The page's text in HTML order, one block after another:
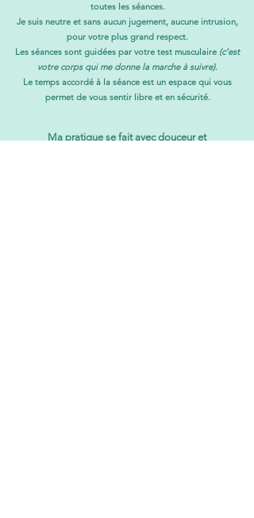
toutes les séances.
Je suis neutre et sans aucun jugement, aucune intrusion,
pour votre plus grand respect.
Les séances sont guidées par votre test musculaire (c’est
votre corps qui me donne la marche à suivre).
Le temps accordé à la séance est un espace qui vous
permet de vous sentir libre et en sécurité.
Ma pratique se fait avec douceur et